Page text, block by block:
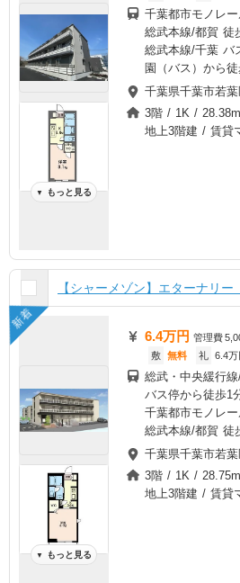
▼ もっと見る
千葉都市モノレ
総武本線/都賀 徒
総武本線/千葉 バ
園（バス）から
千葉県千葉市若
3階 / 1K /
地上3階建 / 賃貸
【シャーメゾン】エターナリー
新着
▼ もっと見る
6.4万円 管理費
敷 無料 礼 6.4万
総武・中央緩行
バス停から徒歩1
千葉都市モノレ
総武本線/都賀 徒
千葉県千葉市若
3階 / 1K /
地上3階建 / 賃貸